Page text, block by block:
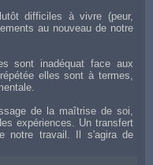
difficiles à vivre (peur,
au nouveau de notre
sont inadéquat face aux
elles sont à termes,
de la maîtrise de soi,
expériences. Un transfert
notre travail. Il s'agira de